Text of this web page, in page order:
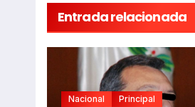
Entrada relacionada
Nacional Principal